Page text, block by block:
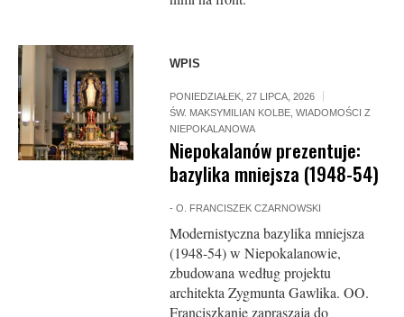
WPIS
PONIEDZIAŁEK, 27 LIPCA, 2026
ŚW. MAKSYMILIAN KOLBE ,WIADOMOŚCI Z
NIEPOKALANOWA
Niepokalanów prezentuje:
bazylika mniejsza (1948-54)
-O. FRANCISZEK CZARNOWSKI
Modernistyczna bazylika mniejsza
(1948-54) w Niepokalanowie,
zbudowana według projektu
architekta Zygmunta Gawlika. OO.
Franciszkanie zapraszają do